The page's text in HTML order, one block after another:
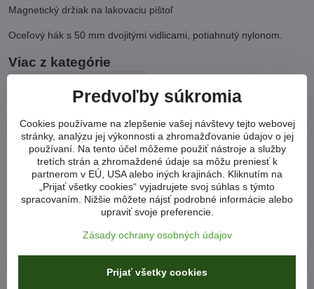
Magnetický držiak na lakovaciu pištoľ
Oceľový hák s 50 mm dvojitými vidlicami, potiahnutý nylonom.
Viac z kategórie
MAGNETICKÉ NÁSTROJE / ZRKADLÁ
Neviete si poradiť?
arkonsksro​@gmail​.com
Predvoľby súkromia
Cookies používame na zlepšenie vašej návštevy tejto webovej
stránky, analýzu jej výkonnosti a zhromažďovanie údajov o jej
používaní. Na tento účel môžeme použiť nástroje a služby
tretích strán a zhromaždené údaje sa môžu preniesť k
partnerom v EÚ, USA alebo iných krajinách. Kliknutím na
„Prijať všetky cookies“ vyjadrujete svoj súhlas s týmto
spracovaním. Nižšie môžete nájsť podrobné informácie alebo
upraviť svoje preferencie.
Zásady ochrany osobných údajov
Prijať všetky cookies